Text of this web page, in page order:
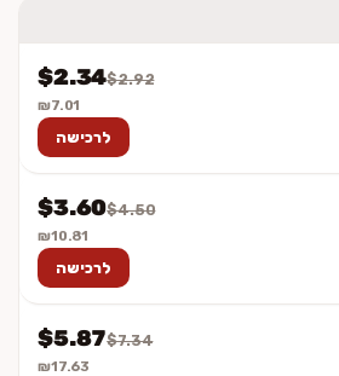
$2.92
$2.34
₪7.01
לרכישה
$4.50
$3.60
₪10.81
לרכישה
$7.34
$5.87
₪17.63